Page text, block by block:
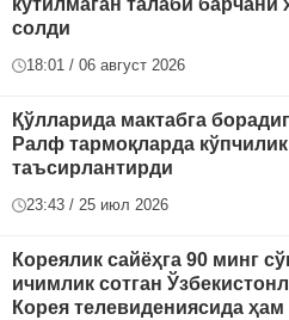
кутилмаган талаби барчани
солди
18:01 / 06 август 2026
Қўлларида мактабга
Ралф тармоқларда
таъсирлантирди
23:43 / 25 июл 2026
Кореялик сайёҳга 90 минг
ичимлик сотган
Корея телевидениясида